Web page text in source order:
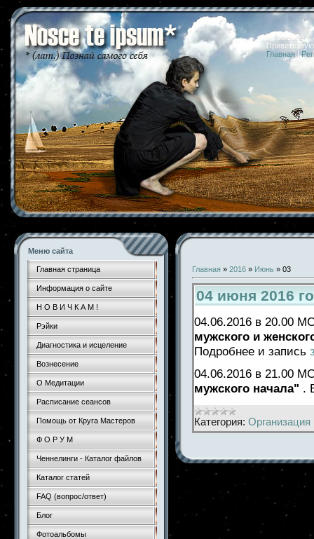
07.08.2026
Главная |
Меню сайта
Главная страница
Информация о сайте
Н О В И Ч К А М !
Рэйки
Диагностика и исцеление
Вознесение
О Медитации
Расписание сеансов
Помощь от Круга Мастеров
Ф О Р У М
Ченнелинги - Каталог файлов
Каталог статей
FAQ (вопрос/ответ)
Блог
Фотоальбомы
Главная » 2016 » Июнь » 03
04 июня 2016
04.06.2016 в 20.00
мужского и
Подробнее и запись
04.06.2016 в 21.00
мужского начала" .
Категория: